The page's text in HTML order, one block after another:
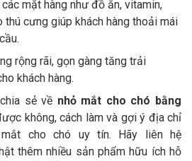
mặt hàng như đồ ăn, vitamin,
thú cưng giúp khách hàng thoải mái
rộng rãi, gọn gàng tăng trải
khách hàng.
sẻ về nhỏ mắt cho chó bằng
không, cách làm và gợi ý địa chỉ
cho chó uy tín. Hãy liên hệ
thêm nhiều sản phẩm hữu ích hỗ